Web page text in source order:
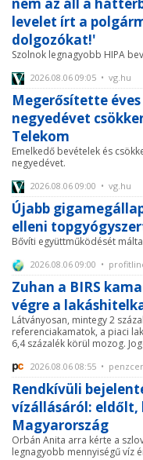
levelet írt a
dolgozókat!'
Szolnok legnagyobb HIPA
2026.08.06 09:05 • vg.hu
Megerősítette
negyedévet
Telekom
Emelkedő bevételek és
negyedévet.
2026.08.06 09:00 • vg.hu
Újabb
elleni
Bővíti együttműködését
2026.08.06 09:00 •
Zuhan a BIRS
végre a
Látványosan, mintegy 2
referenciakamatok, a piaci
6,4 százalék körül mozog.
2026.08.06 08:55 •
Rendkívüli
vízállásáról: eldőlt,
Magyarország
Orbán Anita arra kérte a
legnagyobb mennyiségű víz